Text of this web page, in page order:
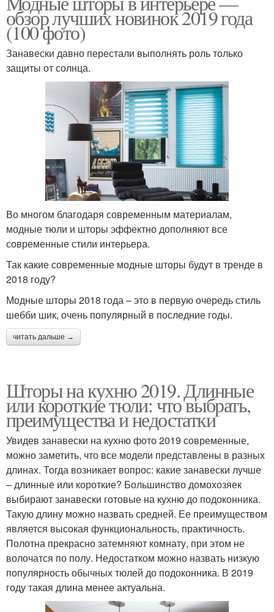
обзор лучших новинок 2019 года
(100 фото)
Занавески давно перестали выполнять роль только
защиты от солнца.
Во многом благодаря современным материалам,
модные тюли и шторы эффектно дополняют все
современные стили интерьера.
Так какие современные модные шторы будут в тренде в
2018 году?
Модные шторы 2018 года – это в первую очередь стиль
шебби шик, очень популярный в последние годы.
читать дальше →
Шторы на кухню 2019. Длинные
или короткие тюли: что выбрать,
преимущества и недостатки
Увидев занавески на кухню фото 2019 современные,
можно заметить, что все модели представлены в разных
длинах. Тогда возникает вопрос: какие занавески лучше
– длинные или короткие? Большинство домохозяек
выбирают занавески готовые на кухню до подоконника.
Такую длину можно назвать средней. Ее преимуществом
является высокая функциональность, практичность.
Полотна прекрасно затемняют комнату, при этом не
волочатся по полу. Недостатком можно назвать низкую
популярность обычных тюлей до подоконника. В 2019
году такая длина менее актуальна.